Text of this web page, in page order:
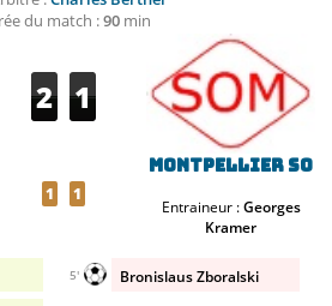
du match :90min
2 1
1 1
Montpellier SO
Entraineur :Georges
Kramer
Bronislaus Zboralski
5'